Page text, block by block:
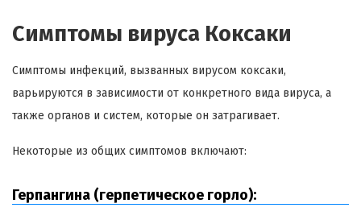
Симптомы вируса Коксаки
Симптомы инфекций, вызванных вирусом коксаки,
варьируются в зависимости от конкретного вида вируса, а
также органов и систем, которые он затрагивает.
Некоторые из общих симптомов включают:
Герпангина (герпетическое горло):